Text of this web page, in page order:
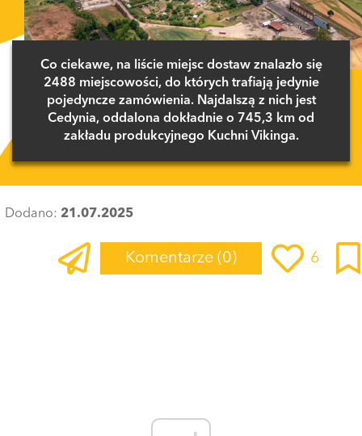
Co ciekawe, na liście miejsc dostaw znalazło się
2488 miejscowości, do których trafiają jedynie
pojedyncze zamówienia. Najdalszą z nich jest
Cedynia, oddalona dokładnie o 745,3 km od
zakładu produkcyjnego Kuchni Vikinga.
Dodano: 21.07.2025
Komentarze (0) 6